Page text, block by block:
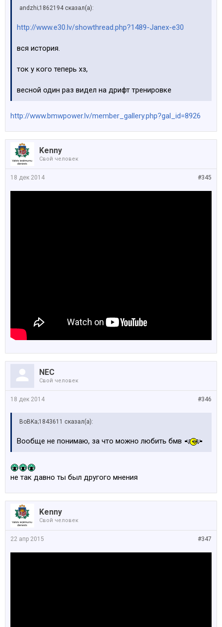
аndzhi;1862194 сказал(а):
http://www.e30.lv/showthread.php?1489-Janex-e30
вся история.
ток у кого теперь хз,
весной один раз видел на дрифт тренировке
http://www.bmwpower.lv/member_gallery.php?gal_id=8926
Kenny
Свой человек
#345
18 дек 2014
NEC
Свой человек
#346
18 дек 2014
BoBKa;1843611 сказал(а):
Вообще не понимаю, за что можно любить бмв
не так давно ты был другого мнения
Kenny
Свой человек
#347
22 апр 2015